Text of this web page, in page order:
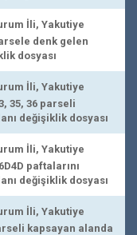
İli, Yakutiye
denk gelen
dosyası
İli, Yakutiye
35, 36 parseli
değişiklik dosyası
İli, Yakutiye
paftalarını
değişiklik dosyası
İli, Yakutiye
kapsayan alanda